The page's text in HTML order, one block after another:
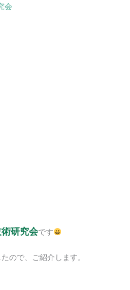
研究会です
ので、ご紹介します。